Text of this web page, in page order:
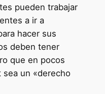
pueden trabajar
a ir a
hacer sus
deben tener
que en pocos
sea un «derecho